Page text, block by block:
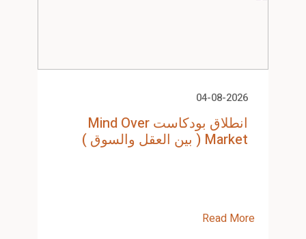
04-08-2026
انطلاق بودكاست Mind Over
Market ( بين العقل والسوق )
Read More